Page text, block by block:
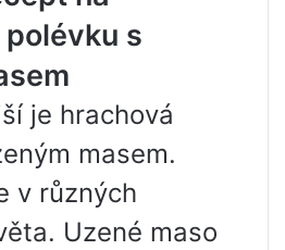
s
je hrachová
masem.
v různých
Uzené maso